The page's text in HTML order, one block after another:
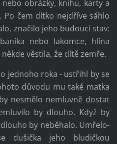
obrázky, knihu, karty a
Po čem dítko nejdříve sáhlo
značilo jeho budoucí stav:
nebo lakomce, hlína
věstila, že dítě zemře.
jednoho roka - ustřihl by se
důvodu mu také matka
nesmělo nemluvně dostat
by dlouho. Když by
by neběhalo. Umřelo-
dušička jeho bludičkou